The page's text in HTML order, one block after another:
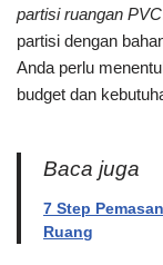
partisi ruangan PVC
partisi dengan
Anda perlu
budget dan
Baca juga
7 Step
Ruang